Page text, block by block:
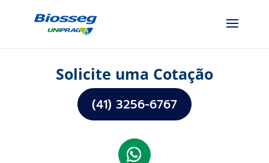
Solicite uma Cotação
(41) 3256-6767